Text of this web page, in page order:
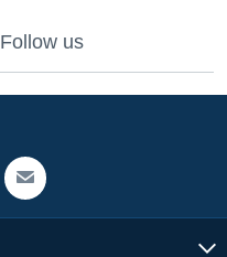
Follow us